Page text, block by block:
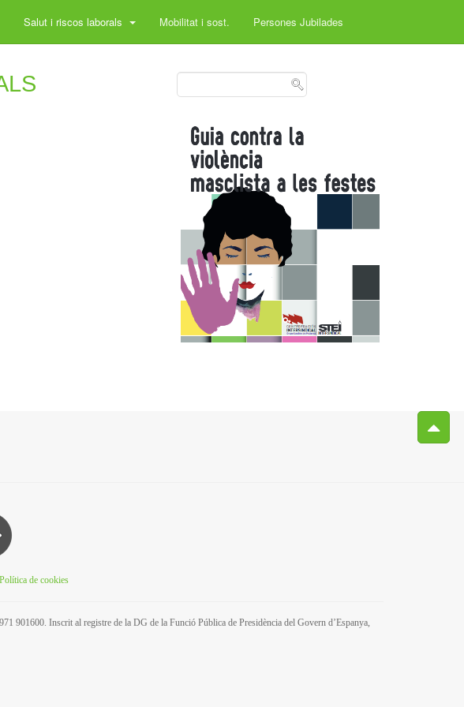
Salut i riscos laborals Mobilitat i sost. Persones Jubilades
Política de cookies
901600. Inscrit al registre de la DG de la Funció Pública de Presidència del Govern d’Espanya,